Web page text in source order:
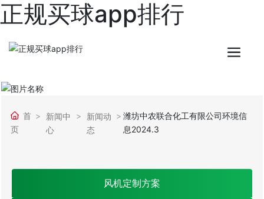
正规买球app排行
首
页
新闻中
心
新闻动
态
潍坊中农联合化工有限公司环境信
息2024.3
风机定制方案